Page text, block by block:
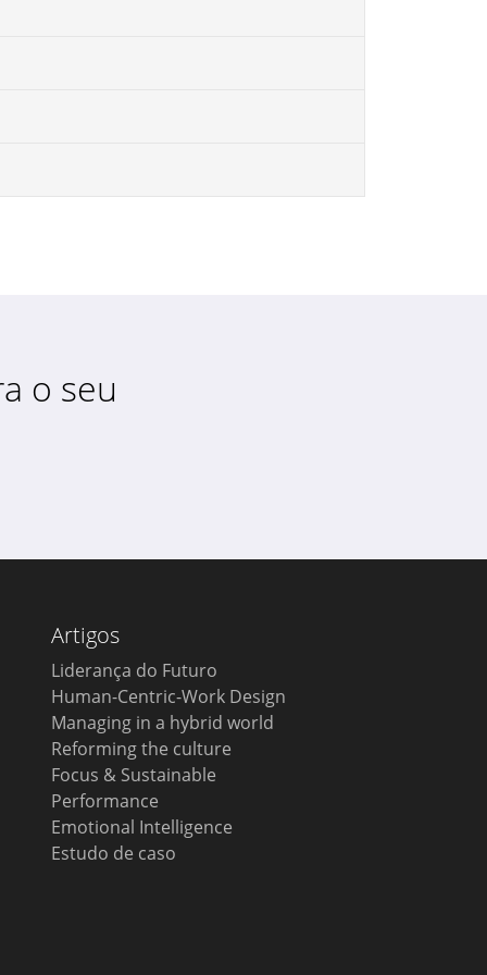
o seu
Artigos
Liderança do Futuro
Human-Centric-Work Design
Managing in a hybrid world
Reforming the culture
Focus & Sustainable
Performance
Emotional Intelligence
Estudo de caso